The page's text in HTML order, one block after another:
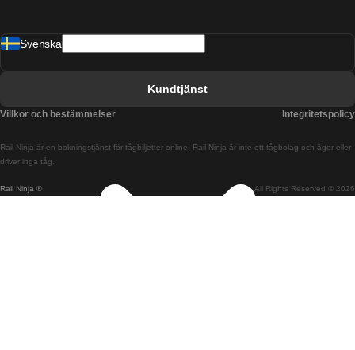
Tåg från Budapest till Bratislava
Rail Ninja ® All Rights Reserved © 2026
Rail Ninja är en bokningstjänst för tågbiljetter online. Rail Ninja är inte ett tågbolag och äger eller
driver inga tåg.
Svenska
Kundtjänst
Villkor och bestämmelser Integritetspolicy